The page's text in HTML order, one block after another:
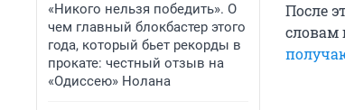
«Никого нельзя победить». О
чем главный блокбастер этого
года, который бьет рекорды в
прокате: честный отзыв на
«Одиссею» Нолана
После
словам